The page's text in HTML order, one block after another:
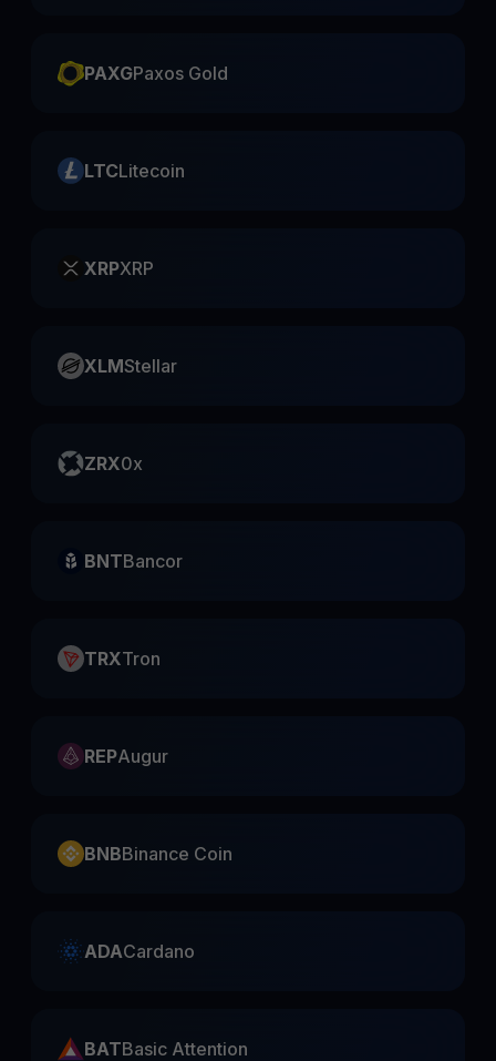
PAXGPaxos Gold
LTCLitecoin
XRPXRP
XLMStellar
ZRX0x
BNTBancor
TRXTron
REPAugur
BNBBinance Coin
ADACardano
BATBasic Attention